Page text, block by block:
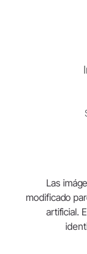
Las
modificado
artificial.